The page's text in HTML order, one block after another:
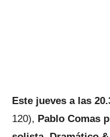
Este jueves a las
120), Pablo Comas